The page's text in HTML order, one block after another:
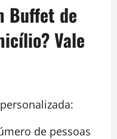
Buffet de
Vale
de pessoas